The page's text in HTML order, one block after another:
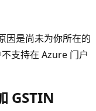
因是尚未为你所在的
支持在 Azure 门户
GSTIN